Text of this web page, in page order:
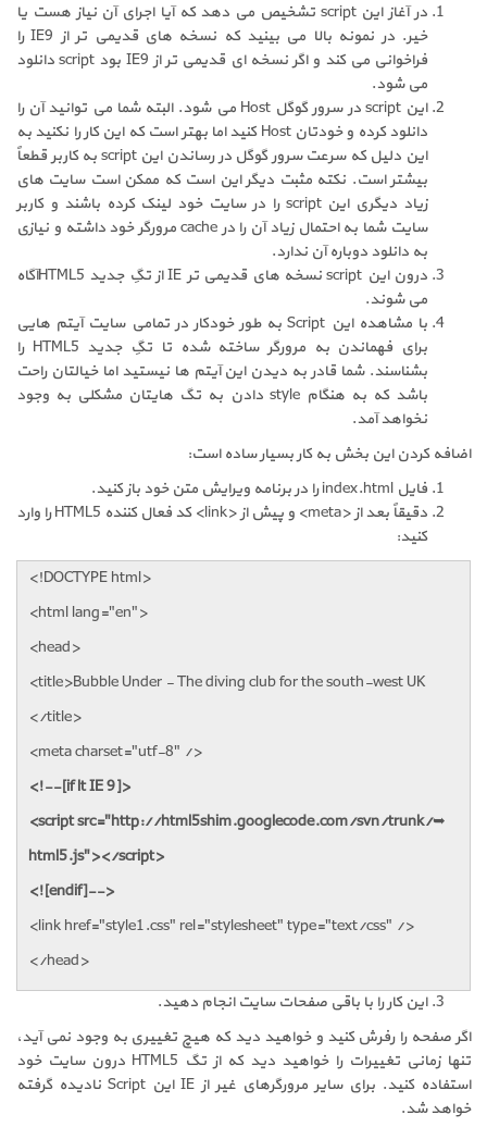
در آغاز این script تشخیص می دهد که آیا اجرای آن نیاز هست یا
خیر. در نمونه بالا می بینید که نسخه های قدیمی تر از IE9 را
فراخوانی می کند و اگر نسخه ای قدیمی تر از IE9 بود script دانلود
می شود.
این script در سرور گوگل Host می شود. البته شما می توانید آن را
دانلود کرده و خودتان Host کنید اما بهتر است که این کار را نکنید به
این دلیل که سرعت سرور گوگل در رساندن این script به کاربر قطعاً
بیشتر است. نکته مثبت دیگر این است که ممکن است سایت های
زیاد دیگری این script را در سایت خود لینک کرده باشند و کاربر
سایت شما به احتمال زیاد آن را در cache مرورگر خود داشته و نیازی
به دانلود دوباره آن ندارد.
درون این script نسخه های قدیمی تر IE از تگِ جدید HTML5آگاه
می شوند.
با مشاهده این Script به طور خودکار در تمامی سایت آیتم هایی
برای فهماندن به مرورگر ساخته شده تا تگِ جدید HTML5 را
بشناسند. شما قادر به دیدن این آیتم ها نیستید اما خیالتان راحت
باشد که به هنگام style دادن به تگ هایتان مشکلی به وجود
نخواهد آمد.
اضافه کردن این بخش به کار بسیار ساده است:
فایل index.html را در برنامه ویرایش متن خود باز کنید.
دقیقاً بعد از <meta> و پیش از <link> کد فعال کننده HTML5 را وارد
کنید:
<!DOCTYPE html>
<html lang="en">
<head>
<title>Bubble Under - The diving club for the south-west UK
</title>
<meta charset="utf-8" />
<!--[if lt IE 9]>
<script src="http://html5shim.googlecode.com/svn/trunk/➥
html5.js"></script>
<![endif]-->
<link href="style1.css" rel="stylesheet" type="text/css" />
</head>
این کار را با باقی صفحات سایت انجام دهید.
اگر صفحه را رفرش کنید و خواهید دید که هیچ تغییری به وجود نمی آید،
تنها زمانی تغییرات را خواهید دید که از تگ HTML5 درون سایت خود
استفاده کنید. برای سایر مرورگرهای غیر از IE این Script نادیده گرفته
خواهد شد.